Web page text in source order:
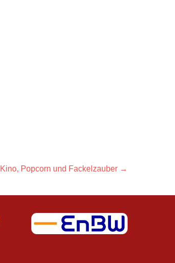
Next
Kino, Popcorn und Fackelzauber →